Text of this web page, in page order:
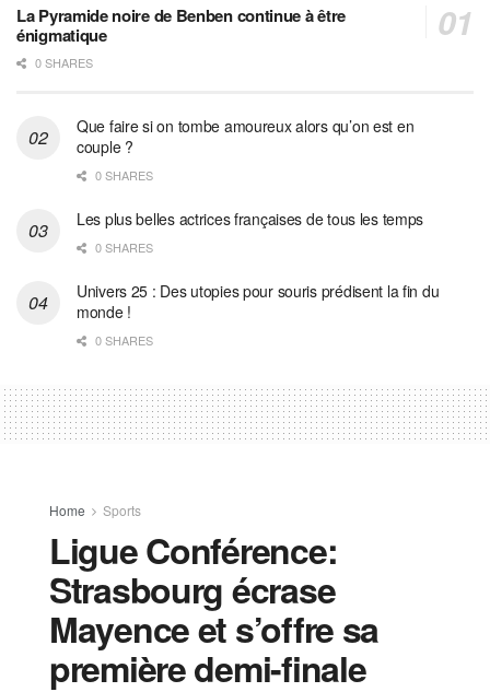
La Pyramide noire de Benben continue à être
énigmatique
0 SHARES
Que faire si on tombe amoureux alors qu’on est en
couple ?
0 SHARES
Les plus belles actrices françaises de tous les temps
0 SHARES
Univers 25 : Des utopies pour souris prédisent la fin du
monde !
0 SHARES
Home Sports
Ligue Conférence:
Strasbourg écrase
Mayence et s’offre sa
première demi-finale